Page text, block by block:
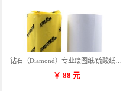
钻石（Diamond）专业绘图纸/硫酸纸 临摹纸 73g A4 297mm*70m 单卷装
￥ 88 元